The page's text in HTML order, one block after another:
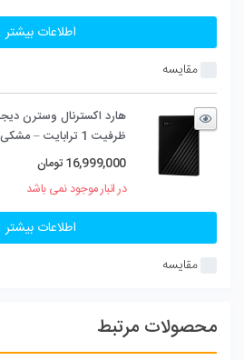
اطلاعات بیشتر
مقایسه
ظرفیت 1 ترابایت – مشکی
16,999,000 تومان
در انبار موجود نمی باشد
اطلاعات بیشتر
مقایسه
محصولات مرتبط